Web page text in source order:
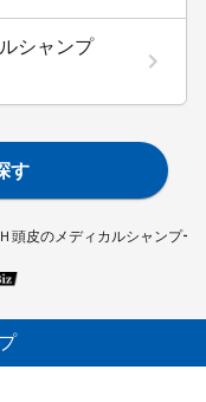
頭皮のメディカルシャンプ
シャンプ
す